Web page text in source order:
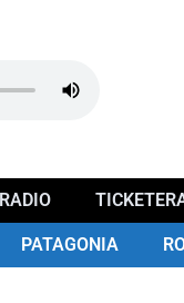
RADIO
PATAGONIA